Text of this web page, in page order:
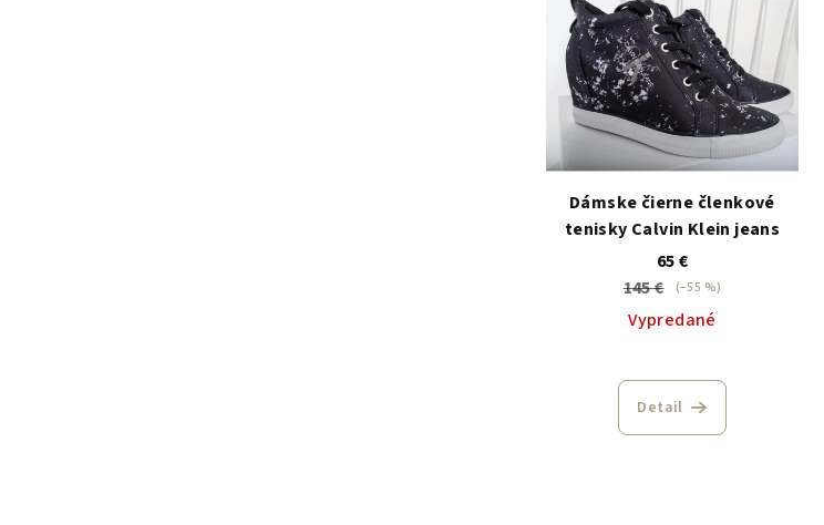
Dámske čierne členkové
tenisky Calvin Klein jeans
65 €
145 €
(–55 %)
Vypredané
Detail